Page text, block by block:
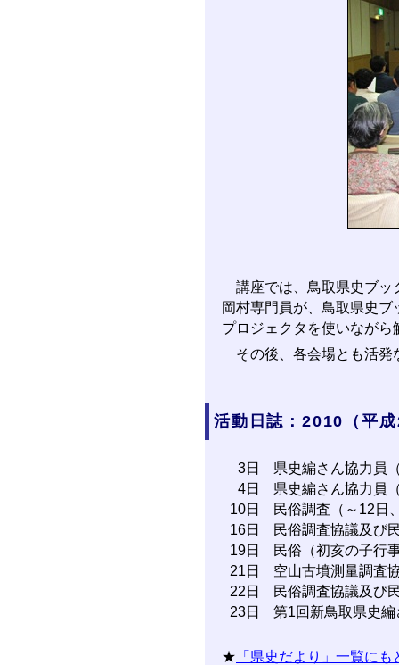
講座では、鳥取県史ブッ
岡村専門員が、鳥取県史ブ
プロジェクタを使いながら
その後、各会場とも活発
活動日誌：2010（平
3日
県史編さん協力員
4日
県史編さん協力員
10日
民俗調査（～12日
16日
民俗調査協議及び
19日
民俗（初亥の子行
21日
空山古墳測量調査
22日
民俗調査協議及び
23日
第1回新鳥取県史
★ 「県史だより」一覧にも